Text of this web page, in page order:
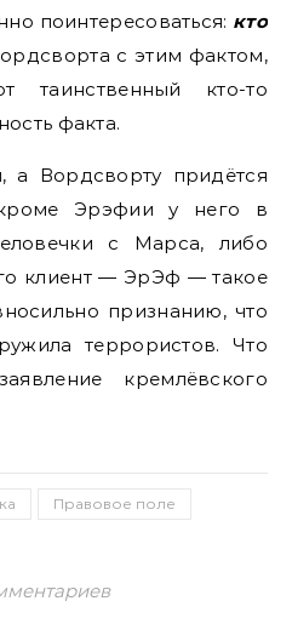
поинтересоваться: кто
с этим фактом,
кто-то
факта.
а Вордсворту придётся
Эрэфии у него в
с Марса, либо
клиент — ЭрЭф — такое
признанию, что
террористов. Что
кремлёвского
Правовое поле